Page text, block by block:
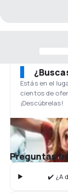
Estás en el
cientos de
¡Descúbrelas!
Preguntas
✔️ ¿A